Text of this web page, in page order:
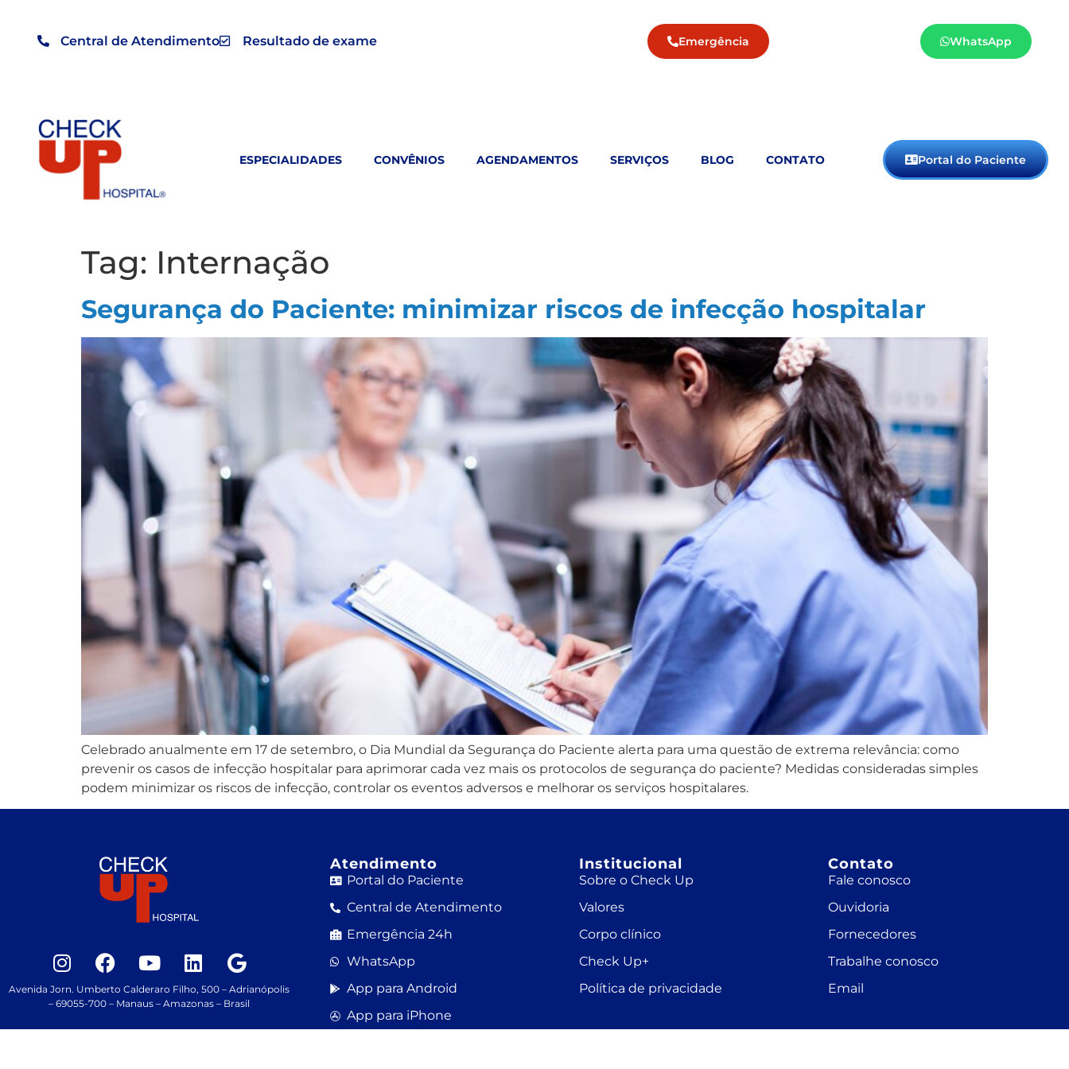
Central de Atendimento Resultado de exame Emergência WhatsApp
ESPECIALIDADES CONVÊNIOS AGENDAMENTOS SERVIÇOS BLOG CONTATO Portal do Paciente
Tag: Internação
Segurança do Paciente: minimizar riscos de infecção hospitalar
Celebrado anualmente em 17 de setembro, o Dia Mundial da Segurança do Paciente alerta para uma questão de extrema relevância: como
prevenir os casos de infecção hospitalar para aprimorar cada vez mais os protocolos de segurança do paciente? Medidas consideradas simples
podem minimizar os riscos de infecção, controlar os eventos adversos e melhorar os serviços hospitalares.
Avenida Jorn. Umberto Calderaro Filho, 500 – Adrianópolis
– 69055-700 – Manaus – Amazonas – Brasil
Atendimento
Portal do Paciente
Central de Atendimento
Emergência 24h
WhatsApp
App para Android
App para iPhone
Institucional
Sobre o Check Up
Valores
Corpo clínico
Check Up+
Política de privacidade
Contato
Fale conosco
Ouvidoria
Fornecedores
Trabalhe conosco
Email